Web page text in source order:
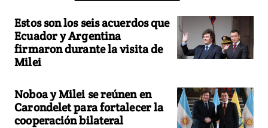
Estos son los seis acuerdos que
Ecuador y Argentina
firmaron durante la visita de
Milei
Noboa y Milei se reúnen en
Carondelet para fortalecer la
cooperación bilateral